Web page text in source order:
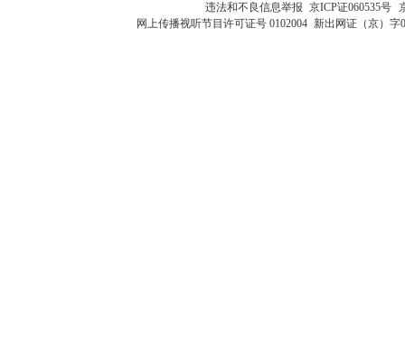
违法和不良信息举报 京ICP证060535号
网上传播视听节目许可证号 0102004 新出网证（京）